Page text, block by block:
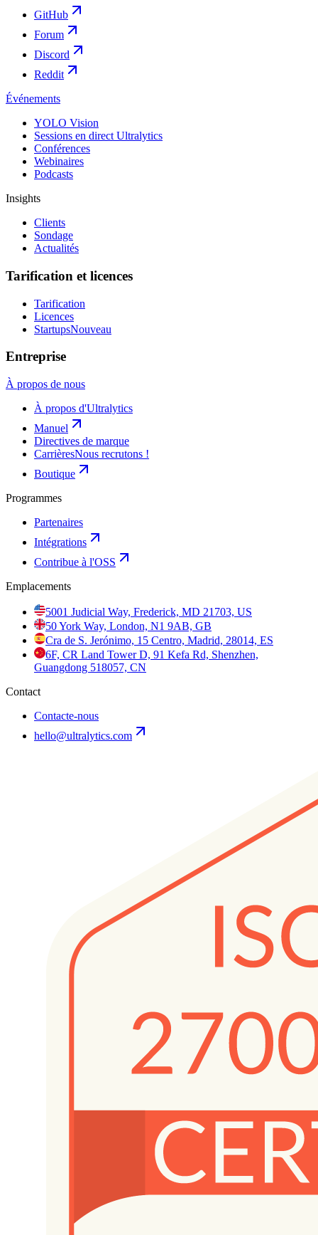
GitHub
Forum
Discord
Reddit
Événements
YOLO Vision
Sessions en direct Ultralytics
Conférences
Webinaires
Podcasts
Insights
Clients
Sondage
Actualités
Tarification et licences
Tarification
Licences
StartupsNouveau
Entreprise
À propos de nous
À propos d'Ultralytics
Manuel
Directives de marque
CarrièresNous recrutons !
Boutique
Programmes
Partenaires
Intégrations
Contribue à l'OSS
Emplacements
5001 Judicial Way, Frederick, MD 21703, US
50 York Way, London, N1 9AB, GB
Cra de S. Jerónimo, 15 Centro, Madrid, 28014, ES
6F, CR Land Tower D, 91 Kefa Rd, Shenzhen,
Guangdong 518057, CN
Contact
Contacte-nous
hello@ultralytics.com